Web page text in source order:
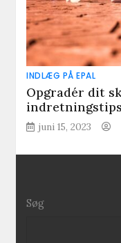
INDLÆG PÅ EPAL
Opgradér dit
indretningstips
juni 15, 2023
Søg